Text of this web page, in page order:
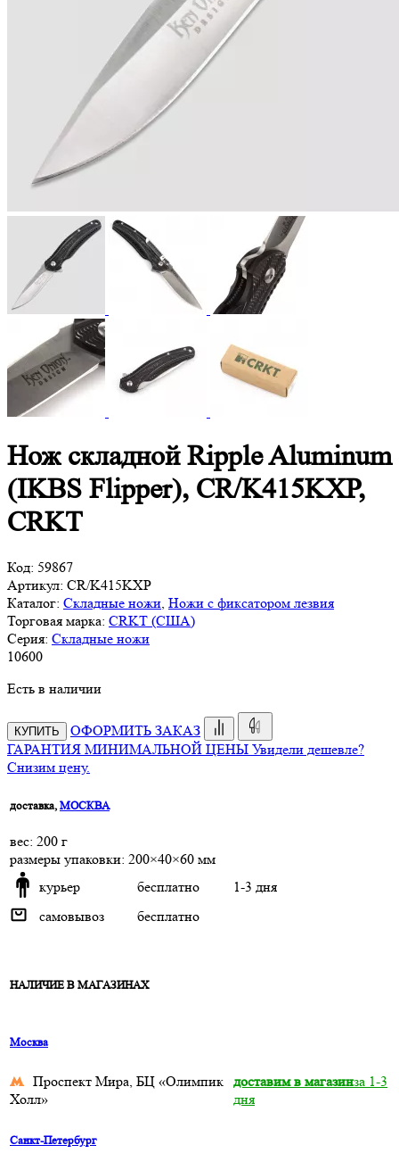
Нож складной Ripple Aluminum
(IKBS Flipper), CR/K415KXP,
CRKT
Код: 59867
Артикул: CR/K415KXP
Каталог: Складные ножи Ножи с фиксатором лезвия
Торговая марка: CRKT (США)
Серия: Складные ножи
10600
Есть в наличии
КУПИТЬ
ОФОРМИТЬ ЗАКАЗ
ГАРАНТИЯ МИНИМАЛЬНОЙ ЦЕНЫ Увидели дешевле?
Снизим цену.
доставка, МОСКВА
веc: 200 г
размеры упаковки: 200×40×60 мм
курьер
бесплатно
1-3 дня
самовывоз
бесплатно
НАЛИЧИЕ В МАГАЗИНАХ
Москва
Проспект Мира, БЦ «Олимпик
Холл»
доставим в магазинза 1-3
дня
Санкт-Петербург